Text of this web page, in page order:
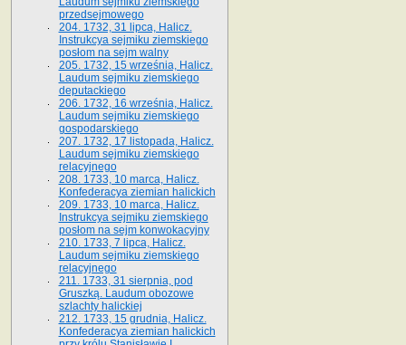
przedsejmowego
204. 1732, 31 lipca, Halicz.
Instrukcya sejmiku ziemskiego
posłom na sejm walny
205. 1732, 15 września, Halicz.
Laudum sejmiku ziemskiego
deputackiego
206. 1732, 16 września, Halicz.
Laudum sejmiku ziemskiego
gospodarskiego
207. 1732, 17 listopada, Halicz.
Laudum sejmiku ziemskiego
relacyjnego
208. 1733, 10 marca, Halicz.
Konfederacya ziemian halickich­
209. 1733, 10 marca, Halicz.
Instrukcya sejmiku ziemskiego
posłom na sejm konwokacyjny
210. 1733, 7 lipca, Halicz.
Laudum sejmiku ziemskiego
relacyjnego
211. 1733, 31 sierpnia, pod
Gruszką. Laudum obozowe
szlachty halickiej
212. 1733, 15 grudnia, Halicz.
Konfederacya ziemian halickich